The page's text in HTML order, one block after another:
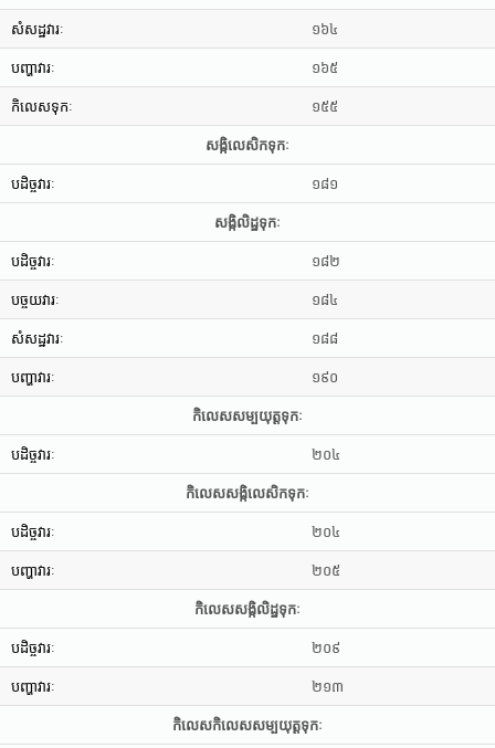
សំសដ្ឋវារៈ ១៦៤
បញ្ហាវារៈ ១៦៥
កិលេសទុកៈ ១៥៥
សង្កិលេសិកទុកៈ
បដិច្ចវារៈ ១៨១
សង្កិលិដ្ឋទុកៈ
បដិច្ចវារៈ ១៨២
បច្ចយវារៈ ១៨៤
សំសដ្ឋវារៈ ១៨៨
បញ្ហាវារៈ ១៩០
កិលេសសម្បយុត្តទុកៈ
បដិច្ចវារៈ ២០៤
កិលេសសង្កិលេសិកទុកៈ
បដិច្ចវារៈ ២០៤
បញ្ហាវារៈ ២០៥
កិលេសសង្កិលិដ្ឋទុកៈ
បដិច្ចវារៈ ២០៩
បញ្ហាវារៈ ២១៣
កិលេសកិលេសសម្បយុត្តទុកៈ